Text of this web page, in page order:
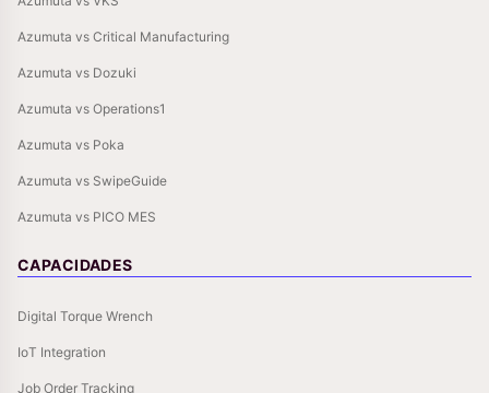
Azumuta vs Critical Manufacturing
Azumuta vs Dozuki
Azumuta vs Operations1
Azumuta vs Poka
Azumuta vs SwipeGuide
Azumuta vs PICO MES
CAPACIDADES
Digital Torque Wrench
IoT Integration
Job Order Tracking